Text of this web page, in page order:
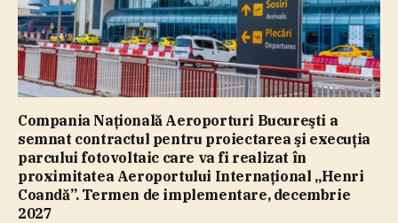
Compania Naţională Aeroporturi Bucureşti a
semnat contractul pentru proiectarea şi execuţia
parcului fotovoltaic care va fi realizat în
proximitatea Aeroportului Internaţional „Henri
Coandă”. Termen de implementare, decembrie
2027